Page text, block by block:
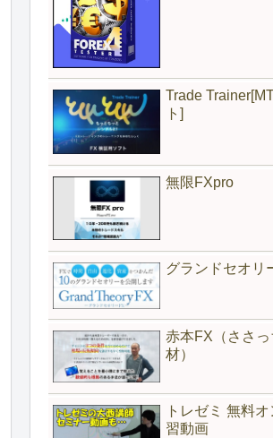
Trade
ト]
無限FXpro
グランドセオリ
赤本FX（ささ
材）
トレゼミ 無料
習動画